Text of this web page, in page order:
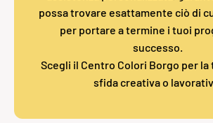
possa trovare esattamente ciò di
per portare a termine i tuoi
successo.
Scegli il Centro Colori Borgo per la
sfida creativa o